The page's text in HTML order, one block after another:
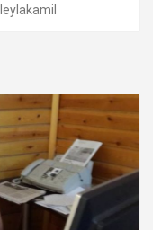
leylakamil